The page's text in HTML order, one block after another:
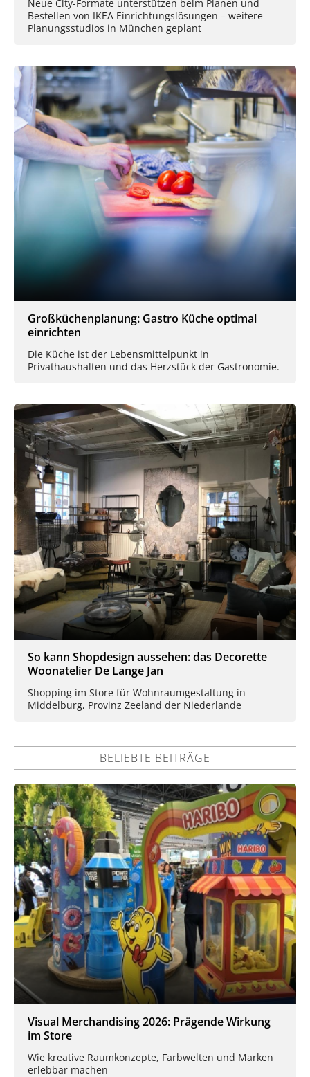
Neue City-Formate unterstützen beim Planen und
Bestellen von IKEA Einrichtungslösungen – weitere
Planungsstudios in München geplant
Großküchenplanung: Gastro Küche optimal
einrichten
Die Küche ist der Lebensmittelpunkt in
Privathaushalten und das Herzstück der Gastronomie.
So kann Shopdesign aussehen: das Decorette
Woonatelier De Lange Jan
Shopping im Store für Wohnraumgestaltung in
Middelburg, Provinz Zeeland der Niederlande
BELIEBTE BEITRÄGE
Visual Merchandising 2026: Prägende Wirkung
im Store
Wie kreative Raumkonzepte, Farbwelten und Marken
erlebbar machen